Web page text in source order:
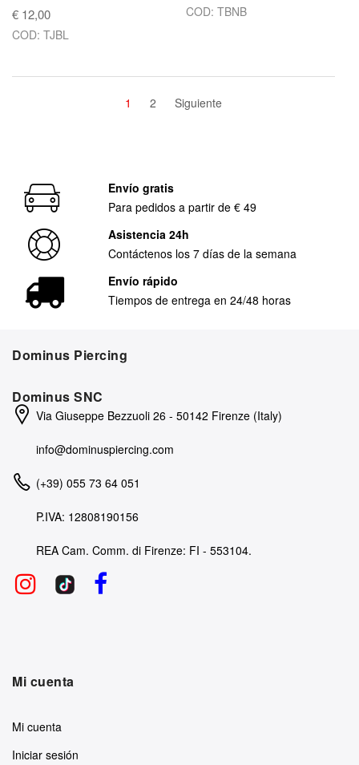
€ 12,00
COD: TJBL
COD: TBNB
1 2 Siguiente
Envío gratis
Para pedidos a partir de € 49
Asistencia 24h
Contáctenos los 7 días de la semana
Envío rápido
Tiempos de entrega en 24/48 horas
Dominus Piercing
Dominus SNC
Via Giuseppe Bezzuoli 26 - 50142 Firenze (Italy)
info@dominuspiercing.com
(+39) 055 73 64 051
P.IVA: 12808190156
REA Cam. Comm. di Firenze: FI - 553104.
Mi cuenta
Mi cuenta
Iniciar sesión